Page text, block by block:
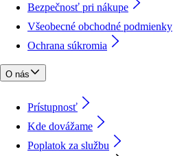
Bezpečnosť pri nákupe
Všeobecné obchodné podmienky
Ochrana súkromia
O nás
Prístupnosť
Kde dovážame
Poplatok za službu